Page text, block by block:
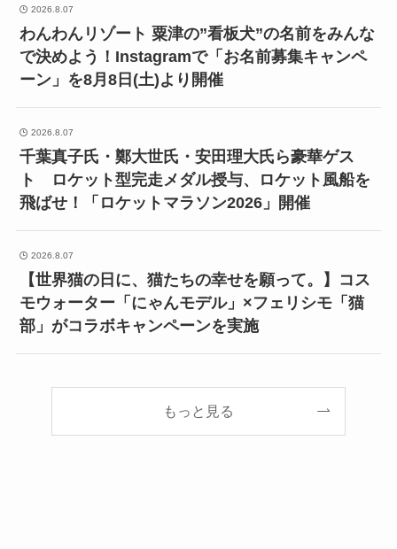
2026.8.07
わんわんリゾート 粟津の”看板犬”の名前をみんな
で決めよう！Instagramで「お名前募集キャンペ
ーン」を8月8日(土)より開催
2026.8.07
千葉真子氏・鄭大世氏・安田理大氏ら豪華ゲス
ト ロケット型完走メダル授与、ロケット風船を
飛ばせ！「ロケットマラソン2026」開催
2026.8.07
【世界猫の日に、猫たちの幸せを願って。】コス
モウォーター「にゃんモデル」×フェリシモ「猫
部」がコラボキャンペーンを実施
もっと見る